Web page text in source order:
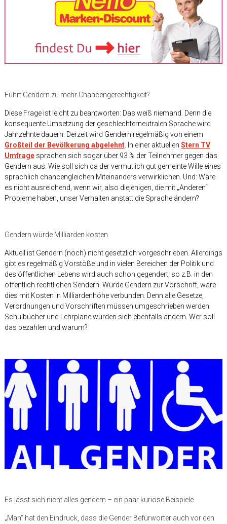
Führt Gendern zu mehr Chancengerechtigkeit?
Diese Frage ist leicht zu beantworten: Das weiß niemand. Denn die
konsequente Umsetzung der geschlechterneutralen Sprache wird
Jahrzehnte dauern. Derzeit wird Gendern regelmäßig von einem
Großteil der Bevölkerung abgelehnt. In einer aktuellen Stern TV
Umfragesprachen sich sogar über 93 % der Teilnehmer gegen das
Gendern aus. Wie soll sich da der vermutlich gut gemeinte Wille eines
sprachlich chancengleichen Miteinanders verwirklichen. Und: Wäre
es nicht ausreichend, wenn wir, also diejenigen, die mit „Anderen“
Probleme haben, unser Verhalten anstatt die Sprache ändern?
Gendern würde Milliarden kosten
Aktuell ist Gendern (noch) nicht gesetzlich vorgeschrieben. Allerdings
gibt es regelmäßig Vorstöße und in vielen Bereichen der Politik und
des öffentlichen Lebens wird auch schon gegendert, so z.B. in den
öffentlich rechtlichen Sendern. Würde Gendern zur Vorschrift, wäre
dies mit Kosten in Milliardenhöhe verbunden. Denn alle Gesetze,
Verordnungen und Vorschriften müssen umgeschrieben werden.
Schulbücher und Lehrpläne würden sich ebenfalls ändern. Wer soll
das bezahlen und warum?
Es lässt sich nicht alles gendern – ein paar kuriose Beispiele
„Man“ hat den Eindruck, dass die Gender Befürworter auch vor den